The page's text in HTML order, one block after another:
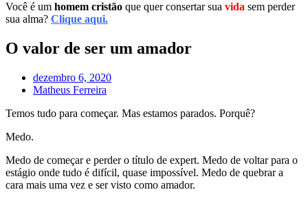
Você é um homem cristão que quer consertar sua vida sem perder
sua alma? Clique aqui.
O valor de ser um amador
dezembro 6, 2020
Matheus Ferreira
Temos tudo para começar. Mas estamos parados. Porquê?
Medo.
Medo de começar e perder o título de expert. Medo de voltar para o
estágio onde tudo é difícil, quase impossível. Medo de quebrar a
cara mais uma vez e ser visto como amador.